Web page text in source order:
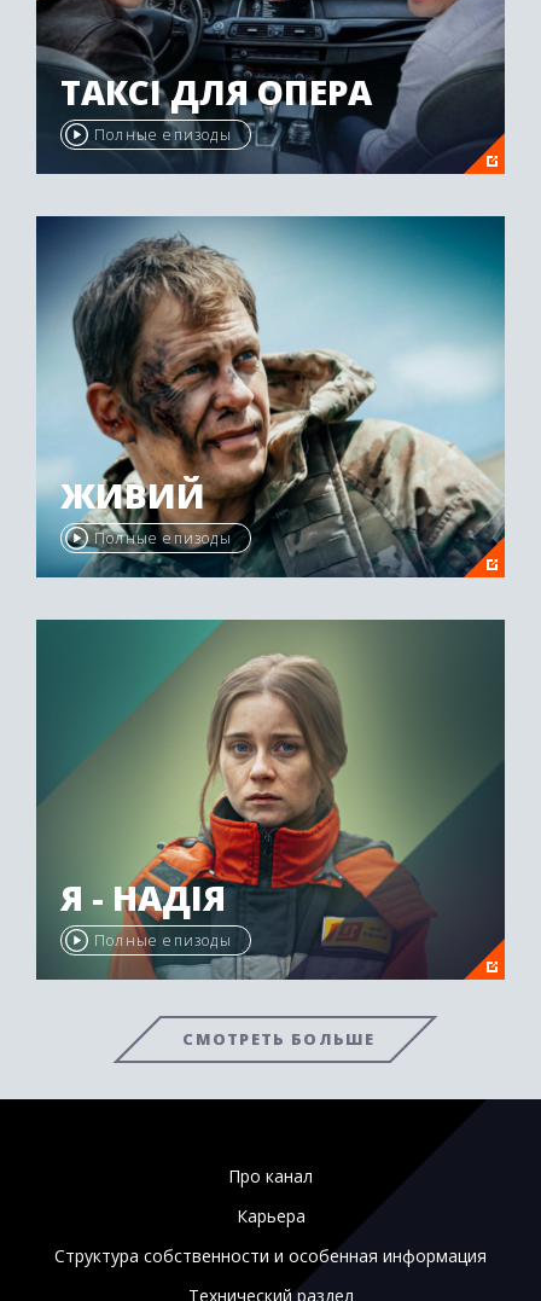
ТАКСІ ДЛЯ ОПЕРА
Полные епизоды
ЖИВИЙ
Полные епизоды
Я - НАДІЯ
Полные епизоды
СМОТРЕТЬ БОЛЬШЕ
Про канал
Карьера
Структура собственности и особенная информация
Технический раздел